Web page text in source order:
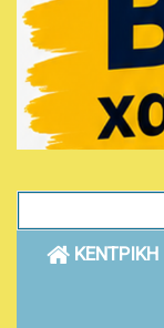
ΚΕΝΤΡΙΚΗ